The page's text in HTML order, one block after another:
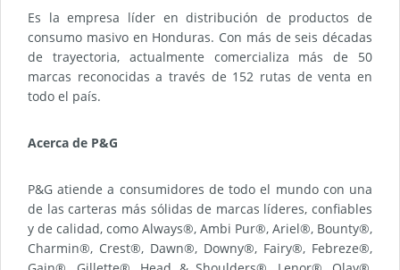
Es la empresa líder en distribución de productos de
consumo masivo en Honduras. Con más de seis décadas
de trayectoria, actualmente comercializa más de 50
marcas reconocidas a través de 152 rutas de venta en
todo el país.
Acerca de P&G
P&G atiende a consumidores de todo el mundo con una
de las carteras más sólidas de marcas líderes, confiables
y de calidad, como Always®, Ambi Pur®, Ariel®, Bounty®,
Charmin®, Crest®, Dawn®, Downy®, Fairy®, Febreze®,